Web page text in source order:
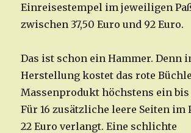
Einreisestempel im jeweiligen
zwischen 37,50 Euro und 92 Euro.
Das ist schon ein Hammer. Denn
Herstellung kostet das rote
Massenprodukt höchstens ein bis
Für 16 zusätzliche leere Seiten im
22 Euro verlangt. Eine schlichte